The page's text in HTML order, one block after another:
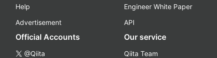
Help
Advertisement
Engineer White Paper
API
Official Accounts
@Qiita
Our service
Qiita Team